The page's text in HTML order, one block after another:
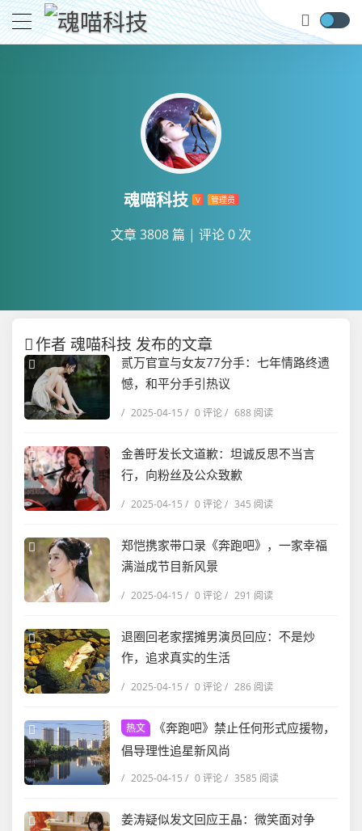
魂喵科技 V 管理员
文章 3808 篇 | 评论 0 次
作者 魂喵科技 发布的文章
贰万官宣与女友77分手：七年情路终遗
憾，和平分手引热议
/ 2025-04-15 / 0 评论/ 688 阅读
金善旴发长文道歉：坦诚反思不当言
行，向粉丝及公众致歉
/ 2025-04-15 / 0 评论/ 345 阅读
郑恺携家带口录《奔跑吧》，一家幸福
满溢成节目新风景
/ 2025-04-15 / 0 评论/ 291 阅读
退圈回老家摆摊男演员回应：不是炒
作，追求真实的生活
/ 2025-04-15 / 0 评论/ 286 阅读
热文
《奔跑吧》禁止任何形式应援物，
倡导理性追星新风尚
/ 2025-04-15 / 0 评论/ 3585 阅读
姜涛疑似发文回应王晶：微笑面对争